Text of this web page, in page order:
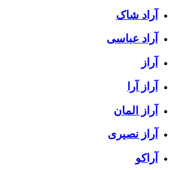
آراد شاک
آراد عباسی
آراز
آراز آرا
آراز المان
آراز نصیری
آراکو